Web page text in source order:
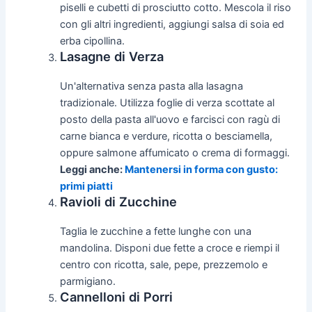
piselli e cubetti di prosciutto cotto. Mescola il riso
con gli altri ingredienti, aggiungi salsa di soia ed
erba cipollina.
Lasagne di Verza
Un'alternativa senza pasta alla lasagna
tradizionale. Utilizza foglie di verza scottate al
posto della pasta all'uovo e farcisci con ragù di
carne bianca e verdure, ricotta o besciamella,
oppure salmone affumicato o crema di formaggi.
Leggi anche: Mantenersi in forma con gusto:
primi piatti
Ravioli di Zucchine
Taglia le zucchine a fette lunghe con una
mandolina. Disponi due fette a croce e riempi il
centro con ricotta, sale, pepe, prezzemolo e
parmigiano.
Cannelloni di Porri